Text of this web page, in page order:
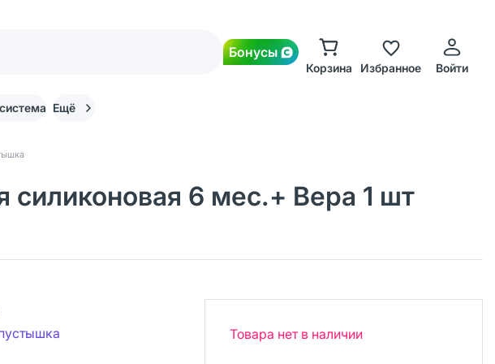
Бонусы
Корзина Избранное Войти
Ещё
6 мес.+ Вера 1 шт
Товара нет в наличии